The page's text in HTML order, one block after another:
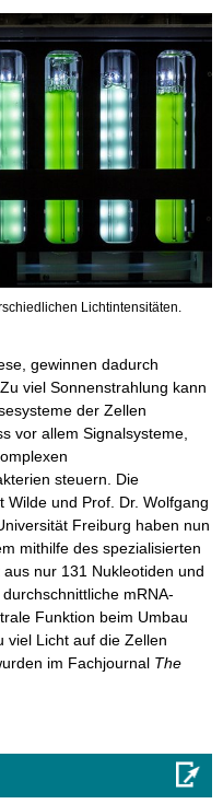
Lichtintensitäten.
gewinnen dadurch
viel Sonnenstrahlung kann
der Zellen
vor allem Signalsysteme,
steuern. Die
Wilde und Prof. Dr. Wolfgang
Freiburg haben nun
mithilfe des spezialisierten
nur 131 Nukleotiden und
mRNA-
Funktion beim Umbau
viel Licht auf die Zellen
im Fachjournal The